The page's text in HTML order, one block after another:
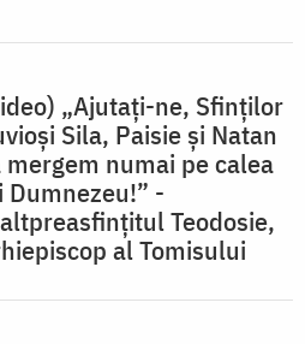
„Ajutați-ne, Sfinților
Sila, Paisie și Natan
mergem numai pe calea
Dumnezeu!” -
Teodosie,
al Tomisului